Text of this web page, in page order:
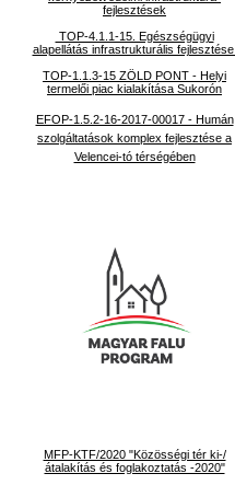
fejlesztések
TOP-4.1.1-15. Egészségügyi
alapellátás infrastrukturális fejlesztése
TOP-1.1.3-15 ZÖLD PONT - Helyi
termelői piac kialakítása Sukorón
EFOP-1.5.2-16-2017-00017 - Humán
szolgáltatások komplex fejlesztése a
Velencei-tó térségében
MFP-KTF/2020 "Közösségi tér ki-/
átalakítás és foglakoztatás -2020"